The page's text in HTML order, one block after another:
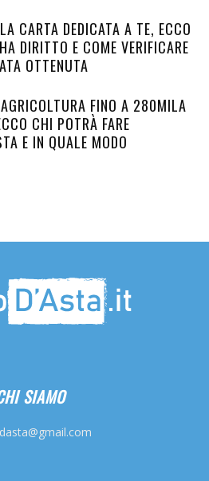
CARTA DEDICATA A TE, ECCO
DIRITTO E COME VERIFICARE
OTTENUTA
FINO A 280MILA
CHI POTRÀ FARE
E IN QUALE MODO
SIAMO